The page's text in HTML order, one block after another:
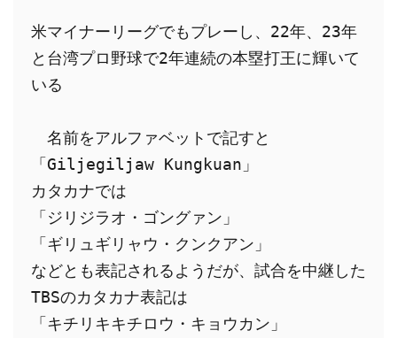
米マイナーリーグでもプレーし、22年、23年
と台湾プロ野球で2年連続の本塁打王に輝いて
いる
名前をアルファベットで記すと
「Giljegiljaw Kungkuan」
カタカナでは
「ジリジラオ・ゴングァン」
「ギリュギリャウ・クンクアン」
などとも表記されるようだが、試合を中継した
TBSのカタカナ表記は
「キチリキキチロウ・キョウカン」